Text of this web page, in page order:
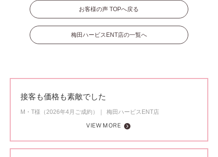
お客様の声 TOPへ戻る
梅田ハービスENT店の一覧へ
接客も価格も素敵でした
M・T様（2026年4月ご成約）
梅田ハービスENT店
VIEW MORE